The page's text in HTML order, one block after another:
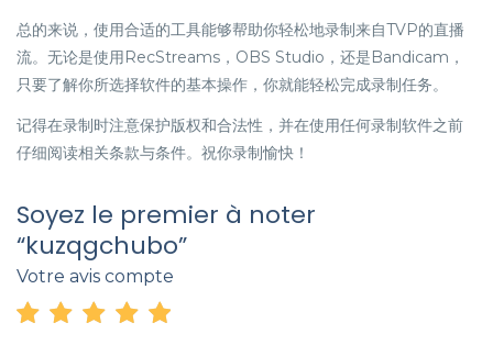
总的来说，使用合适的工具能够帮助你轻松地录制来自TVP的直播
流。无论是使用RecStreams，OBS Studio，还是Bandicam，
只要了解你所选择软件的基本操作，你就能轻松完成录制任务。
记得在录制时注意保护版权和合法性，并在使用任何录制软件之前
仔细阅读相关条款与条件。祝你录制愉快！
Soyez le premier à noter
“kuzqgchubo”
Votre avis compte